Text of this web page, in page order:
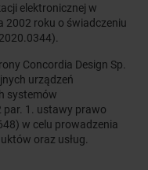
elektronicznej w
2002 roku o świadczeniu
Concordia Design Sp.
urządzeń
systemów
par. 1. ustawy prawo
w celu prowadzenia
oraz usług.